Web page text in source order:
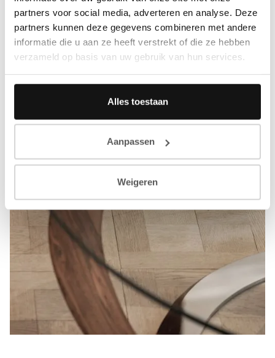
partners voor social media, adverteren en analyse. Deze
partners kunnen deze gegevens combineren met andere
informatie die u aan ze heeft verstrekt of die ze hebben
verzameld op basis van uw gebruik van hun services.
Alles toestaan
Aanpassen
Weigeren